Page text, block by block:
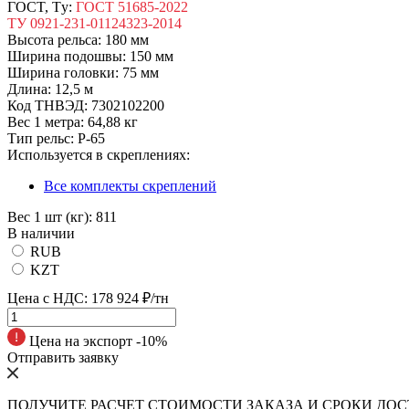
ГOCT, Tу: ГОСТ 51685-2022
ТУ 0921-231-01124323-2014
Высота рельса: 180 мм
Ширина подошвы: 150 мм
Ширина головки: 75 мм
Длина: 12,5 м
Код ТНВЭД: 7302102200
Вес 1 метра: 64,88 кг
Tип peльc: Р-65
Используется в скреплениях:
Все комплекты скреплений
Вес 1 шт (кг): 811
В наличии
RUB
KZT
Цена с НДС: 178 924 ₽/тн
Цена на экспорт -10%
Отправить заявку
ПОЛУЧИТЕ РАСЧЕТ СТОИМОСТИ ЗАКАЗА И СРОКИ